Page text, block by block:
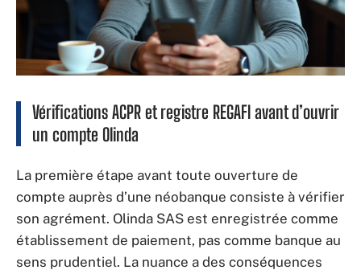
Vérifications ACPR et registre REGAFI avant d’ouvrir
un compte Olinda
La première étape avant toute ouverture de
compte auprès d’une néobanque consiste à vérifier
son agrément. Olinda SAS est enregistrée comme
établissement de paiement, pas comme banque au
sens prudentiel. La nuance a des conséquences